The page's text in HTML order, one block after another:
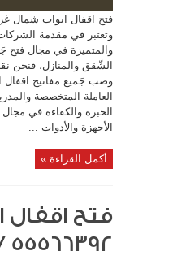
فتح اقفال ابواب شمال
وتعتبر في مقدمة
والمتميزة في مجال فتح
الشّقق والمنازل، فنحن
وصب جَميع مفاتيح اقفال
العاملة المتخصصة
الخبرة والكفاءة في
الأجهزة والأدوات ...
أكمل القراءة »
فتح